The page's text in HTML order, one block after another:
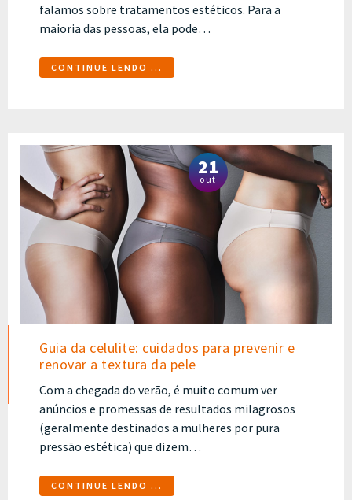
falamos sobre tratamentos estéticos. Para a
maioria das pessoas, ela pode…
CONTINUE LENDO ...
21
out
Guia da celulite: cuidados para prevenir e
renovar a textura da pele
Com a chegada do verão, é muito comum ver
anúncios e promessas de resultados milagrosos
(geralmente destinados a mulheres por pura
pressão estética) que dizem…
CONTINUE LENDO ...